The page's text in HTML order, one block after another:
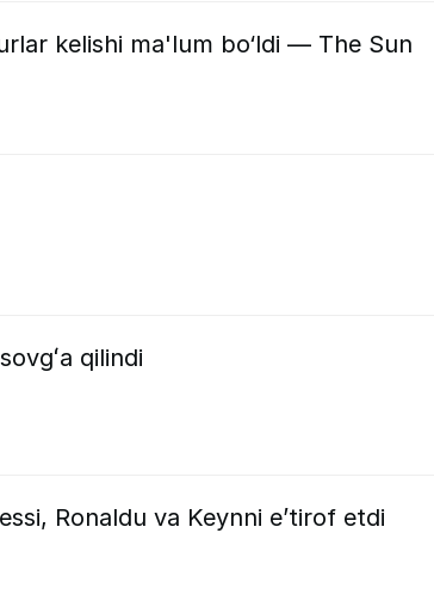
kelishi ma'lum bo‘ldi — The Sun
qilindi
Ronaldu va Keynni e’tirof etdi